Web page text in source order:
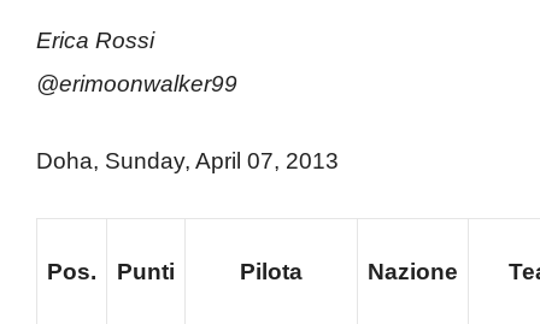
Erica Rossi
@erimoonwalker99
Doha, Sunday, April 07, 2013
Pos. Punti Pilota Nazione